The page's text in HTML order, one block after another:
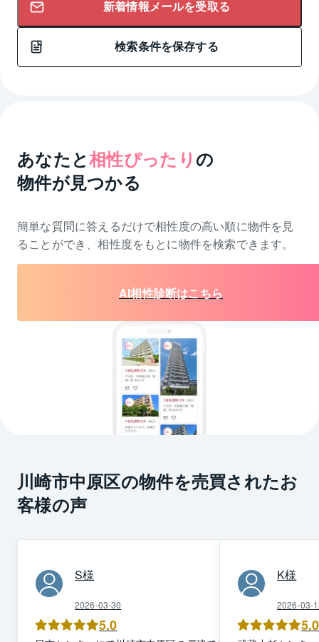
新着情報メールを受取る
検索条件を保存する
あなたと相性ぴったり の
物件が見つかる
簡単な質問に答えるだけで相性度の高い順に物件を 見
ることができ、相性度をもとに物件を検索できます。
AI相性診断はこちら
川崎市中原区の物件を売買されたお
客様の声
S様
2026-03-30
5.0
K様
2026-03-
5.0